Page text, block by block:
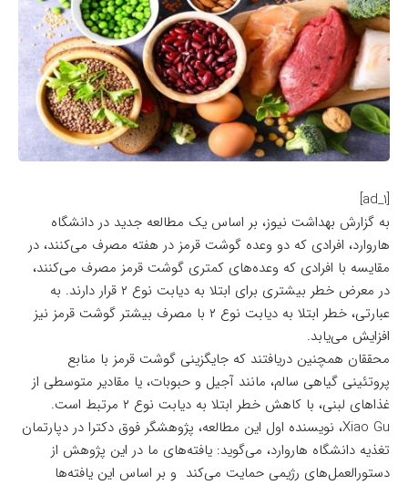
[ad_1]
به گزارش بهداشت نیوز، بر اساس یک مطالعه جدید در دانشگاه
هاروارد، افرادی که دو وعده گوشت قرمز در هفته مصرف می‌کنند، در
مقایسه با افرادی که وعده‌های کمتری گوشت قرمز مصرف می‌کنند،
در معرض خطر بیشتری برای ابتلا به دیابت نوع ۲ قرار دارند. به
عبارتی، خطر ابتلا به دیابت نوع ۲ با مصرف بیشتر گوشت قرمز نیز
افزایش می‌یابد.
محققان همچنین دریافتند که جایگزینی گوشت قرمز با منابع
پروتئینی گیاهی سالم، مانند آجیل و حبوبات، یا مقادیر متوسطی از
غذاهای لبنی، با کاهش خطر ابتلا به دیابت نوع ۲ مرتبط است.
Xiao Gu، نویسنده اول این مطالعه، پژوهشگر فوق دکترا در دپارتمان
تغذیه دانشگاه هاروارد، می‌گوید: یافته‌های ما در این پژوهش از
دستورالعمل‌های رژیمی حمایت می‌کند و بر اساس این یافته‌ها